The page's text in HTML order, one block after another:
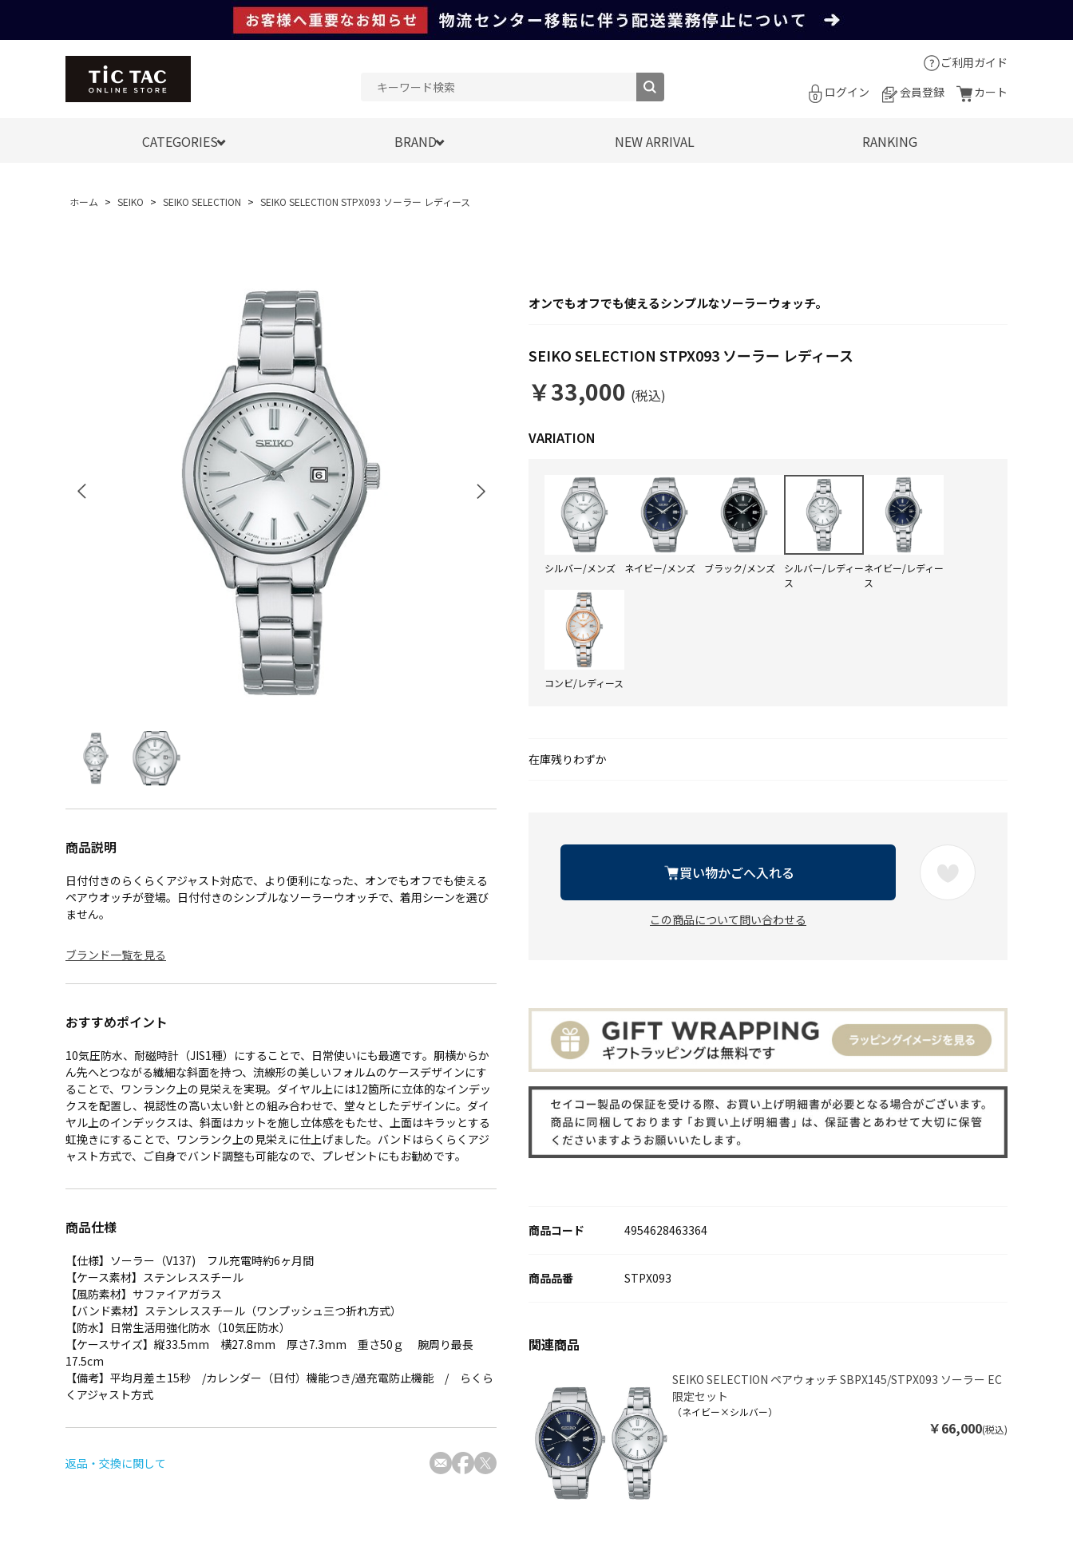
ご利用ガイド
ログイン
会員登録 カート
CATEGORIES BRAND NEW ARRIVAL RANKING
ホーム > SEIKO > SEIKO SELECTION > SEIKO SELECTION STPX093 ソーラー レディース
商品説明
日付付きのらくらくアジャスト対応で、より便利になった、オンでもオフでも使える
ペアウオッチが登場。日付付きのシンプルなソーラーウオッチで、着用シーンを選び
ません。
ブランド一覧を見る
おすすめポイント
10気圧防水、耐磁時計（JIS1種）にすることで、日常使いにも最適です。胴横からか
ん先へとつながる繊細な斜面を持つ、流線形の美しいフォルムのケースデザインにす
ることで、ワンランク上の見栄えを実現。ダイヤル上には12箇所に立体的なインデッ
クスを配置し、視認性の高い太い針との組み合わせで、堂々としたデザインに。ダイ
ヤル上のインデックスは、斜面はカットを施し立体感をもたせ、上面はキラッとする
虹挽きにすることで、ワンランク上の見栄えに仕上げました。バンドはらくらくアジ
ャスト方式で、ご自身でバンド調整も可能なので、プレゼントにもお勧めです。
商品仕様
【仕様】ソーラー（V137) フル充電時約6ヶ月間
【ケース素材】ステンレススチール
【風防素材】サファイアガラス
【バンド素材】ステンレススチール（ワンプッシュ三つ折れ方式）
【防水】日常生活用強化防水（10気圧防水）
【ケースサイズ】縦33.5mm 横27.8mm 厚さ7.3mm 重さ50ｇ 腕周り最長
17.5cm
【備考】平均月差±15秒 /カレンダー（日付）機能つき/過充電防止機能 / らくら
くアジャスト方式
返品・交換に関して
オンでもオフでも使えるシンプルなソーラーウォッチ。
SEIKO SELECTION STPX093 ソーラー レディース
￥33,000 (税込)
商品コード 4954628463364
STPX093
在庫残りわずか
シルバー/メンズ ネイビー/メンズ ブラック/メンズ
シルバー/レディー
ス
ネイビー/レディー
ス
コンビ/レディース
買い物かごへ入れる
この商品について問い合わせる
SEIKO SELECTION ペアウォッチ SBPX145/STPX093 ソーラー EC
限定セット
（ネイビー×シルバー）
￥66,000(税込)